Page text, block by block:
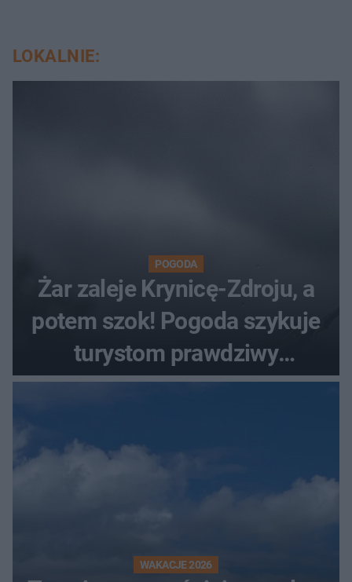
LOKALNIE:
POGODA
Żar zaleje Krynicę-Zdroju, a
potem szok! Pogoda szykuje
turystom prawdziwy
rollercoaster
WAKACJE 2026